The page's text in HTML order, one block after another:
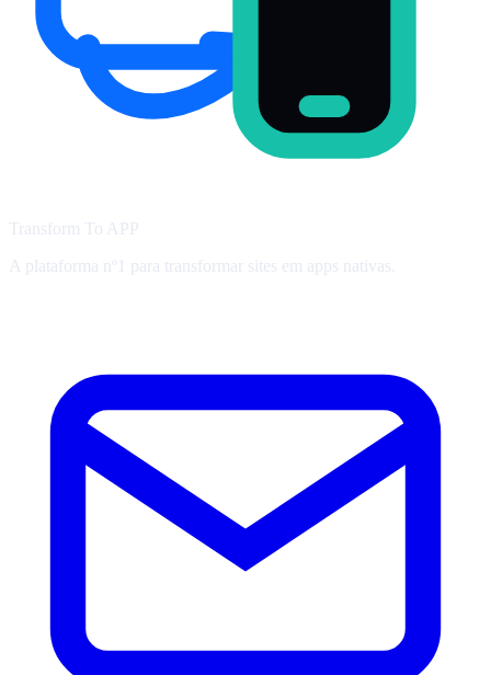
Transform To APP
A plataforma nº1 para transformar sites em apps nativas.